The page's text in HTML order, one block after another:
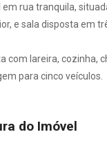
em rua tranquila,
e sala disposta em
com lareira, cozinha,
para cinco veículos.
do Imóvel